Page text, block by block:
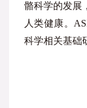
骼科学的发展
人类健康。
科学相关基础